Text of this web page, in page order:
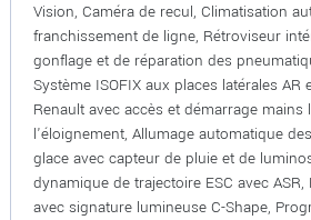
Vision, Caméra de recul, Climatisation
franchissement de ligne, Rétroviseur
gonflage et de réparation des
Système ISOFIX aux places latérales AR
Renault avec accès et démarrage
l'éloignement, Allumage automatique
glace avec capteur de pluie et de
dynamique de trajectoire ESC avec ASR,
avec signature lumineuse C-Shape,